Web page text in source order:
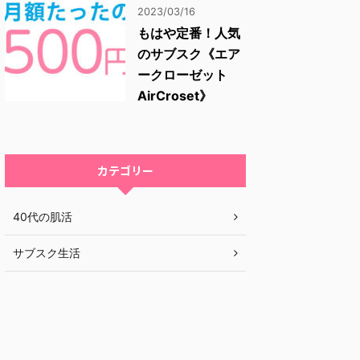
2023/03/16
もはや定番！人気
のサブスク《エア
ークローゼット
AirCroset》
カテゴリー
40代の肌活
サブスク生活